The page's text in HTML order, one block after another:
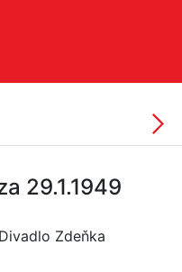
29.1.1949
Zdeňka